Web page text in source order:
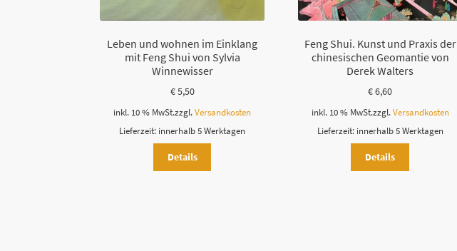
Leben und wohnen im Einklang
mit Feng Shui von Sylvia
Winnewisser
€5,50
inkl. 10 % MwSt.zzgl.Versandkosten
Lieferzeit: innerhalb 5 Werktagen
Details
Feng Shui. Kunst und Praxis der
chinesischen Geomantie von
Derek Walters
€6,60
inkl. 10 % MwSt.zzgl. Versandkosten
Lieferzeit: innerhalb 5 Werktagen
Details